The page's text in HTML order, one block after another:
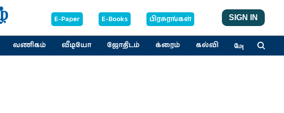
E-Paper E-Books பிரசுரங்கள் SIGN IN
வணிகம் வீடியோ ஜோதிடம் க்ரைம் கல்வி மேலும்